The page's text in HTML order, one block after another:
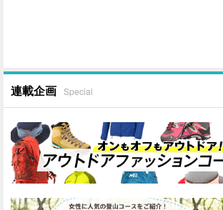
連載企画 Special